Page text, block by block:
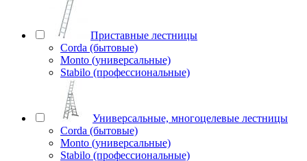
Приставные лестницы
Corda (бытовые)
Monto (универсальные)
Stabilo (профессиональные)
Универсальные, многоцелевые лестницы
Corda (бытовые)
Monto (универсальные)
Stabilo (профессиональные)